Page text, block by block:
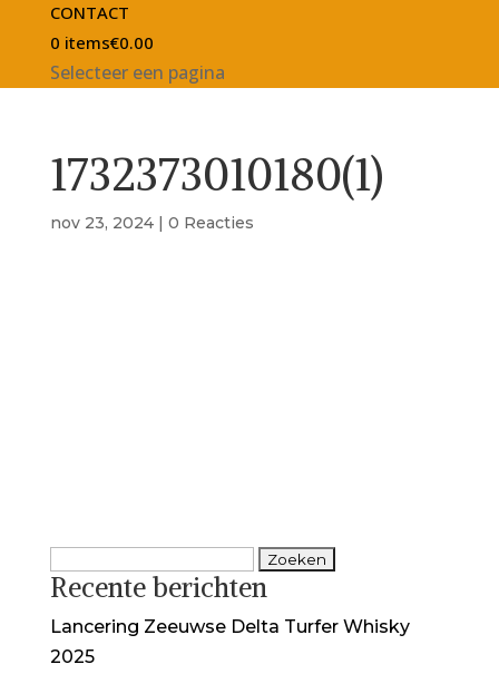
CONTACT
0 items€0.00
Selecteer een pagina
1732373010180(1)
nov 23, 2024| 0 Reacties
naar:
Recente berichten
Lancering Zeeuwse Delta Turfer Whisky
2025